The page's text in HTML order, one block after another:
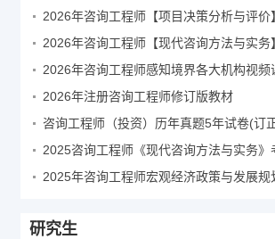
2026年注册咨询工程师修订版教材
咨询工程师（投资）历年真题5年试卷(订
研究生